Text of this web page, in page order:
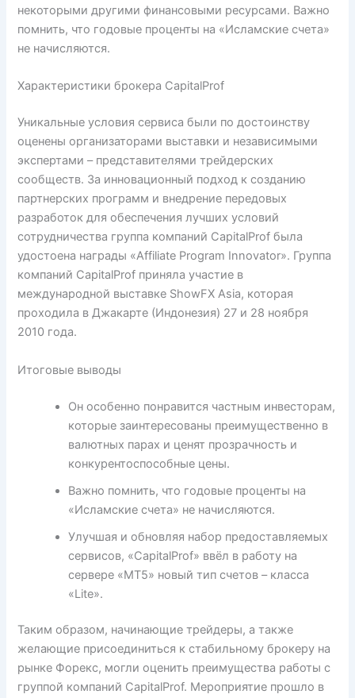
некоторыми другими финансовыми ресурсами. Важно
помнить, что годовые проценты на «Исламские счета»
не начисляются.
Характеристики брокера CapitalProf
Уникальные условия сервиса были по достоинству
оценены организаторами выставки и независимыми
экспертами – представителями трейдерских
сообществ. За инновационный подход к созданию
партнерских программ и внедрение передовых
разработок для обеспечения лучших условий
сотрудничества группа компаний CapitalProf была
удостоена награды «Affiliate Program Innovator». Группа
компаний CapitalProf приняла участие в
международной выставке ShowFX Asia, которая
проходила в Джакарте (Индонезия) 27 и 28 ноября
2010 года.
Итоговые выводы
Он особенно понравится частным инвесторам,
которые заинтересованы преимущественно в
валютных парах и ценят прозрачность и
конкурентоспособные цены.
Важно помнить, что годовые проценты на
«Исламские счета» не начисляются.
Улучшая и обновляя набор предоставляемых
сервисов, «CapitalProf» ввёл в работу на
сервере «МТ5» новый тип счетов – класса
«Lite».
Таким образом, начинающие трейдеры, а также
желающие присоединиться к стабильному брокеру на
рынке Форекс, могли оценить преимущества работы с
группой компаний CapitalProf. Мероприятие прошло в